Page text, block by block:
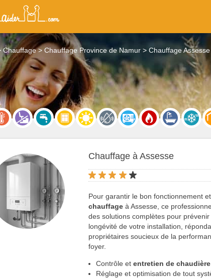
Chauffage Chauffage Province de Namur Chauffage Assesse
Chauffage à Assesse
Pour garantir le bon fonctionnement
chauffage à Assesse, ce
des solutions complètes pour
longévité de votre installation,
propriétaires soucieux de la
foyer.
Contrôle etentretien de chaudière
Réglage et optimisation de tout